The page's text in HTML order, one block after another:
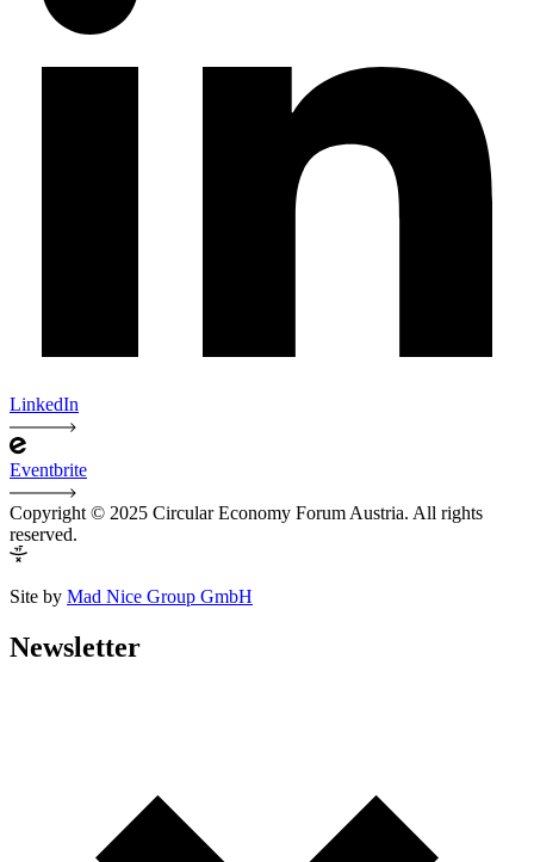
LinkedIn
Eventbrite
Copyright © 2025 Circular Economy Forum Austria. All rights
reserved.
Site by Mad Nice Group GmbH
Newsletter